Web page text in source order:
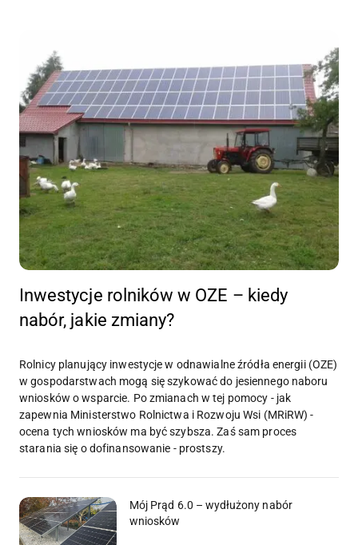
Inwestycje rolników w OZE – kiedy
nabór, jakie zmiany?
Rolnicy planujący inwestycje w odnawialne źródła energii (OZE)
w gospodarstwach mogą się szykować do jesiennego naboru
wniosków o wsparcie. Po zmianach w tej pomocy - jak
zapewnia Ministerstwo Rolnictwa i Rozwoju Wsi (MRiRW) -
ocena tych wniosków ma być szybsza. Zaś sam proces
starania się o dofinansowanie - prostszy.
Mój Prąd 6.0 – wydłużony nabór
wniosków